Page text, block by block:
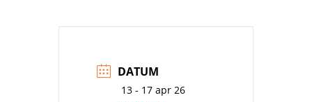
DATUM
13 - 17 apr 26